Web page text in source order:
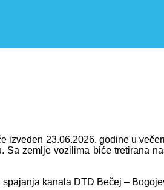
23.06.2026. godine u
zemlje vozilima biće tretirana
kanala DTD Bečej –